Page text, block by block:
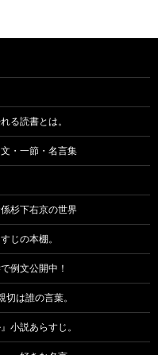
る読書とは。
・一節・名言集
杉下右京の世界
じの本棚。
例文公開中！
切は誰の言葉。
小説あらすじ。